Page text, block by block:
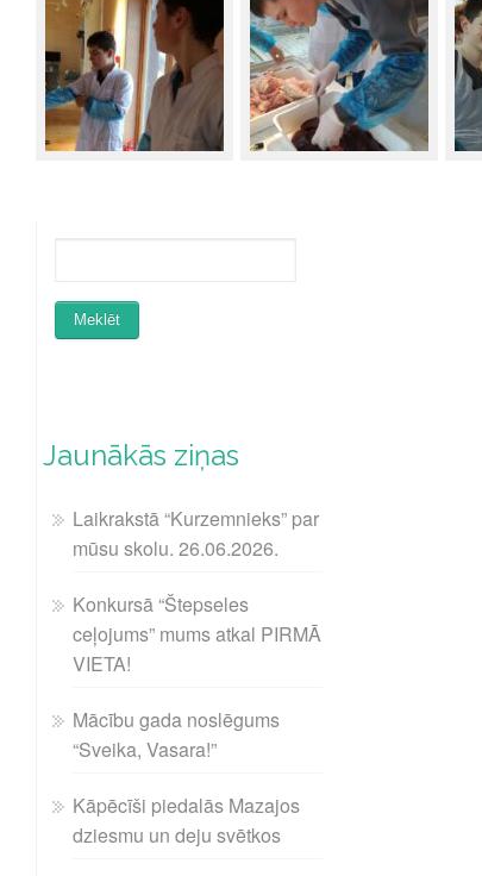
Jaunākās ziņas
Laikrakstā “Kurzemnieks” par
mūsu skolu. 26.06.2026.
Konkursā “Štepseles
ceļojums” mums atkal PIRMĀ
VIETA!
Mācību gada noslēgums
“Sveika, Vasara!”
Kāpēcīši piedalās Mazajos
dziesmu un deju svētkos